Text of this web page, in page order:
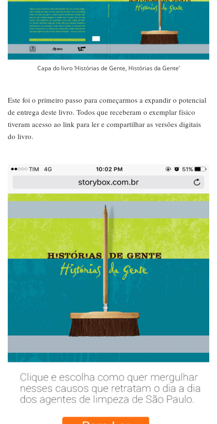
Capa do livro ‘Histórias de Gente, Histórias da Gente’
Este foi o primeiro passo para começarmos a expandir o potencial
de entrega deste livro. Todos que receberam o exemplar físico
tiveram acesso ao link para ler e compartilhar as versões digitais
do livro.